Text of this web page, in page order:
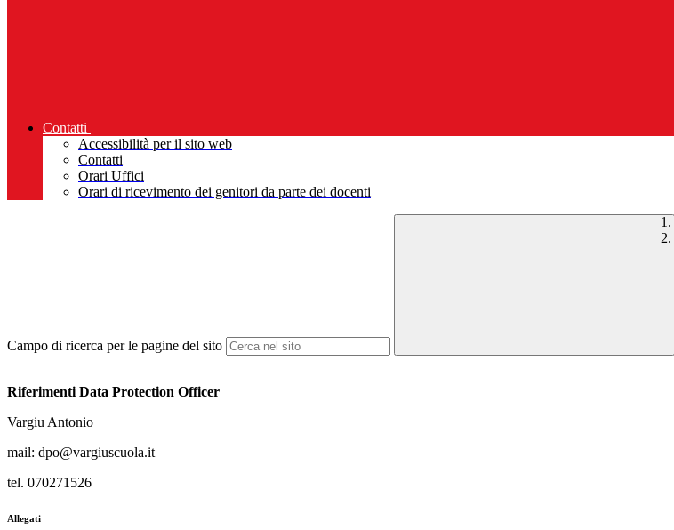
Contatti
Accessibilità per il sito web
Contatti
Orari Uffici
Orari di ricevimento dei genitori da parte dei docenti
Campo di ricerca per le pagine del sito
Riferimenti Data Protection Officer
Vargiu Antonio
mail: dpo@vargiuscuola.it
tel. 070271526
Allegati